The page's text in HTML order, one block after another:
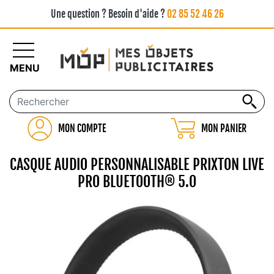
Une question ? Besoin d'aide ?02 85 52 46 26
MON COMPTE MON PANIER
MENU
CASQUE AUDIO PERSONNALISABLE PRIXTON LIVE
PRO BLUETOOTH® 5.0